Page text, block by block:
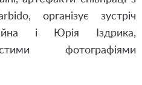
організує зустріч
і Юрія Іздрика,
фотографіями